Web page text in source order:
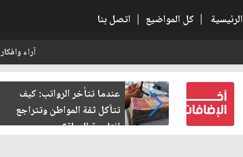
الرئيسية | كل المواضيع | اتصل بنا
آراء وافكار
حين
عندما تتأخر الرواتب: كيف
تتآكل ثقة المواطن وتتراجع
إنتاجية الدولة؟